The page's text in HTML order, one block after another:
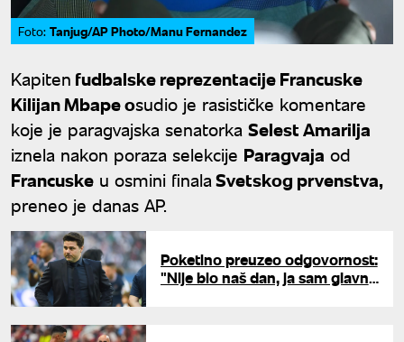
Foto: Tanjug/AP Photo/Manu Fernandez
Kapiten fudbalske reprezentacije Francuske
Kilijan Mbape osudio je rasističke komentare
koje je paragvajska senatorka Selest Amarilja
iznela nakon poraza selekcije Paragvaja od
Francuske u osmini finalaSvetskog prvenstva,
preneo je danas AP.
Poketino preuzeo odgovornost:
"Nije bio naš dan, ja sam glavni